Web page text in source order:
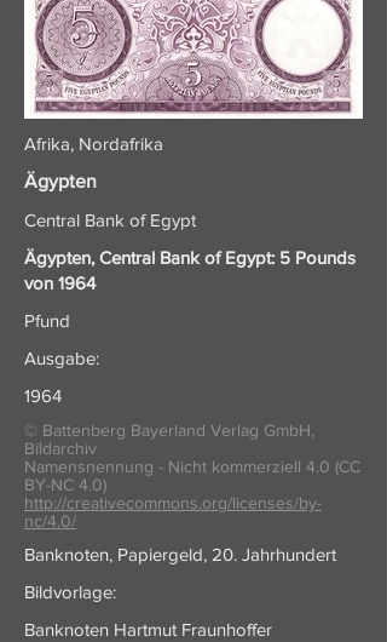
Afrika, Nordafrika
Ägypten
Central Bank of Egypt
Ägypten, Central Bank of Egypt: 5 Pounds
von 1964
Pfund
Ausgabe:
1964
© Battenberg Bayerland Verlag GmbH,
Bildarchiv
Namensnennung - Nicht kommerziell 4.0 (CC
BY-NC 4.0)
http://creativecommons.org/licenses/by-
nc/4.0/
Banknoten, Papiergeld, 20. Jahrhundert
Bildvorlage:
Banknoten Hartmut Fraunhoffer